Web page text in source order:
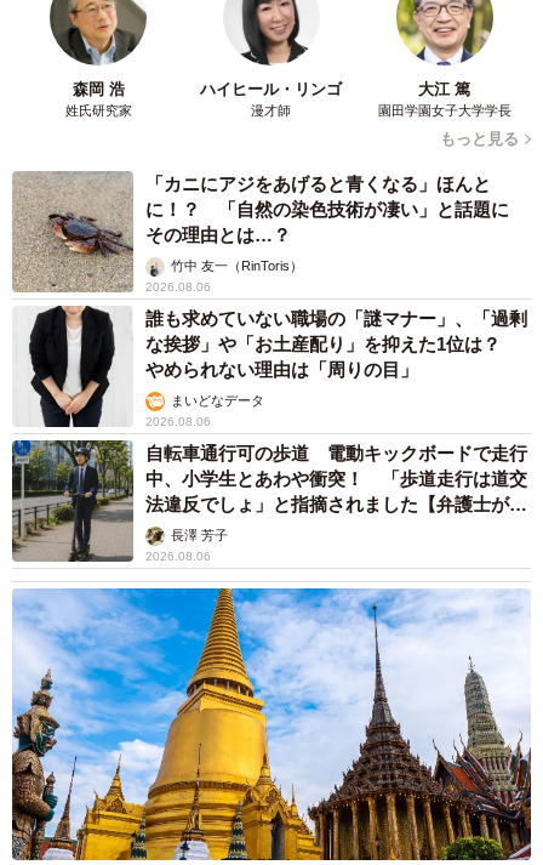
森岡 浩
姓氏研究家
ハイヒール・リンゴ
漫才師
大江 篤
園田学園女子大学学長
もっと見る
「カニにアジをあげると青くなる」ほんと
に！？ 「自然の染色技術が凄い」と話題に
その理由とは…？
竹中 友一（RinToris）
2026.08.06
誰も求めていない職場の「謎マナー」、「過剰
な挨拶」や「お土産配り」を抑えた1位は？
やめられない理由は「周りの目」
まいどなデータ
2026.08.06
自転車通行可の歩道 電動キックボードで走行
中、小学生とあわや衝突！ 「歩道走行は道交
法違反でしょ」と指摘されました【弁護士が解
説】長澤 芳子
2026.08.06